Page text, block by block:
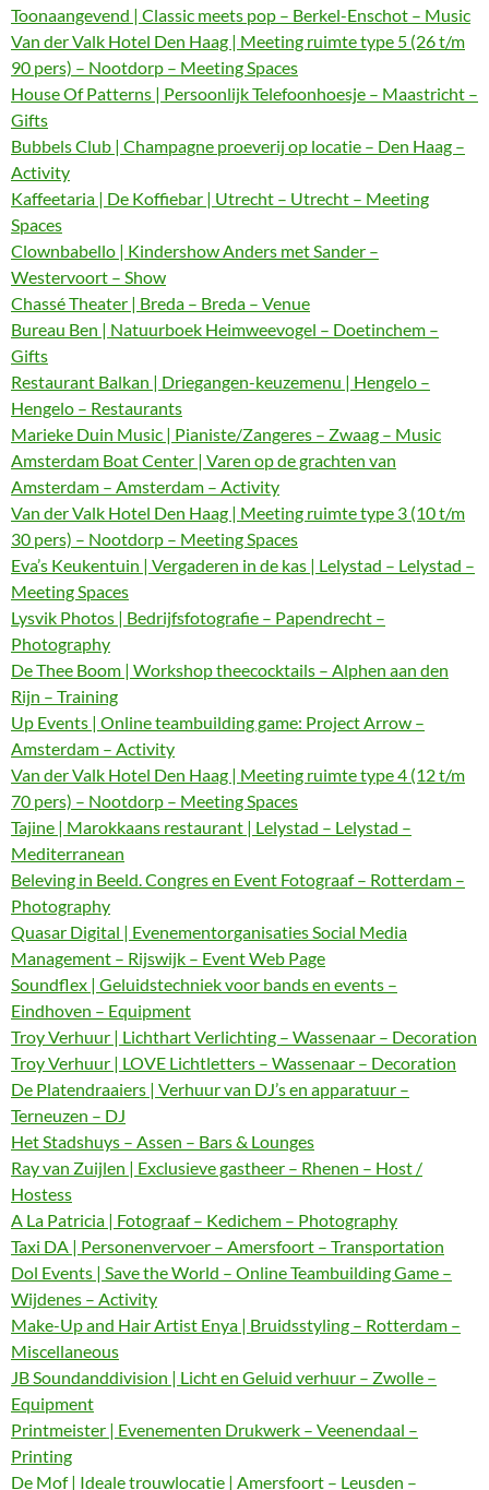
Toonaangevend | Classic meets pop – Berkel-Enschot – Music
Van der Valk Hotel Den Haag | Meeting ruimte type 5 (26 t/m
90 pers) – Nootdorp – Meeting Spaces
House Of Patterns | Persoonlijk Telefoonhoesje – Maastricht –
Gifts
Bubbels Club | Champagne proeverij op locatie – Den Haag –
Activity
Kaffeetaria | De Koffiebar | Utrecht – Utrecht – Meeting
Spaces
Clownbabello | Kindershow Anders met Sander –
Westervoort – Show
Chassé Theater | Breda – Breda – Venue
Bureau Ben | Natuurboek Heimweevogel – Doetinchem –
Gifts
Restaurant Balkan | Driegangen-keuzemenu | Hengelo –
Hengelo – Restaurants
Marieke Duin Music | Pianiste/Zangeres – Zwaag – Music
Amsterdam Boat Center | Varen op de grachten van
Amsterdam – Amsterdam – Activity
Van der Valk Hotel Den Haag | Meeting ruimte type 3 (10 t/m
30 pers) – Nootdorp – Meeting Spaces
Eva’s Keukentuin | Vergaderen in de kas | Lelystad – Lelystad –
Meeting Spaces
Lysvik Photos | Bedrijfsfotografie – Papendrecht –
Photography
De Thee Boom | Workshop theecocktails – Alphen aan den
Rijn – Training
Up Events | Online teambuilding game: Project Arrow –
Amsterdam – Activity
Van der Valk Hotel Den Haag | Meeting ruimte type 4 (12 t/m
70 pers) – Nootdorp – Meeting Spaces
Tajine | Marokkaans restaurant | Lelystad – Lelystad –
Mediterranean
Beleving in Beeld. Congres en Event Fotograaf – Rotterdam –
Photography
Quasar Digital | Evenementorganisaties Social Media
Management – Rijswijk – Event Web Page
Soundflex | Geluidstechniek voor bands en events –
Eindhoven – Equipment
Troy Verhuur | Lichthart Verlichting – Wassenaar – Decoration
Troy Verhuur | LOVE Lichtletters – Wassenaar – Decoration
De Platendraaiers | Verhuur van DJ’s en apparatuur –
Terneuzen – DJ
Het Stadshuys – Assen – Bars & Lounges
Ray van Zuijlen | Exclusieve gastheer – Rhenen – Host /
Hostess
A La Patricia | Fotograaf – Kedichem – Photography
Taxi DA | Personenvervoer – Amersfoort – Transportation
Dol Events | Save the World – Online Teambuilding Game –
Wijdenes – Activity
Make-Up and Hair Artist Enya | Bruidsstyling – Rotterdam –
Miscellaneous
JB Soundanddivision | Licht en Geluid verhuur – Zwolle –
Equipment
Printmeister | Evenementen Drukwerk – Veenendaal –
Printing
De Mof | Ideale trouwlocatie | Amersfoort – Leusden –